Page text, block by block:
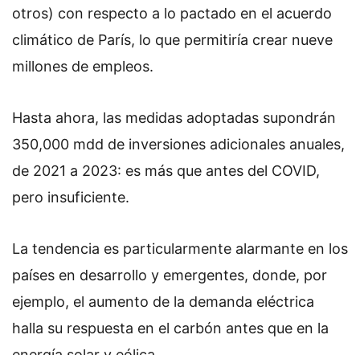
otros) con respecto a lo pactado en el acuerdo
climático de París, lo que permitiría crear nueve
millones de empleos.
Hasta ahora, las medidas adoptadas supondrán
350,000 mdd de inversiones adicionales anuales,
de 2021 a 2023: es más que antes del COVID,
pero insuficiente.
La tendencia es particularmente alarmante en los
países en desarrollo y emergentes, donde, por
ejemplo, el aumento de la demanda eléctrica
halla su respuesta en el carbón antes que en la